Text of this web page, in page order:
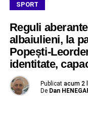
SPORT
Reguli
albaiulieni, la
Popești-
identitate,
Publicat acum 2
De Dan